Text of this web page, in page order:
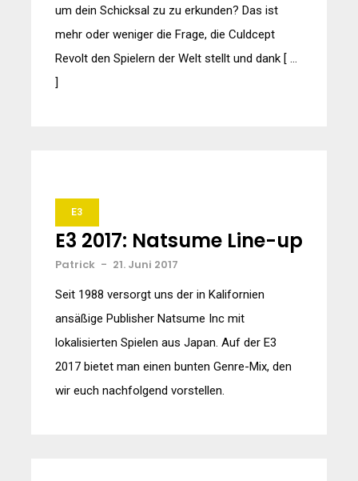
um dein Schicksal zu zu erkunden? Das ist
mehr oder weniger die Frage, die Culdcept
Revolt den Spielern der Welt stellt und dank [ …
]
E3
E3 2017: Natsume Line-up
Patrick - 21. Juni 2017
Seit 1988 versorgt uns der in Kalifornien
ansäßige Publisher Natsume Inc mit
lokalisierten Spielen aus Japan. Auf der E3
2017 bietet man einen bunten Genre-Mix, den
wir euch nachfolgend vorstellen.